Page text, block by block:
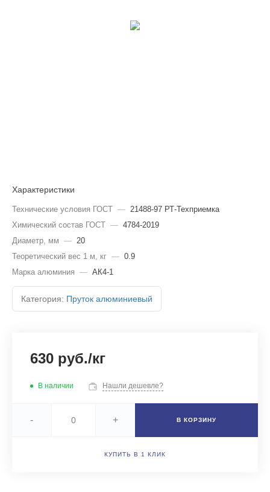
Характеристики
Технические условия ГОСТ — 21488-97 РТ-Техприемка
Химический состав ГОСТ — 4784-2019
Диаметр, мм — 20
Теоретический вес 1 м, кг — 0.9
Марка алюминия — АК4-1
Категория: Пруток алюминиевый
630 руб./кг
В наличии Нашли дешевле?
- + В КОРЗИНУ
КУПИТЬ В 1 КЛИК